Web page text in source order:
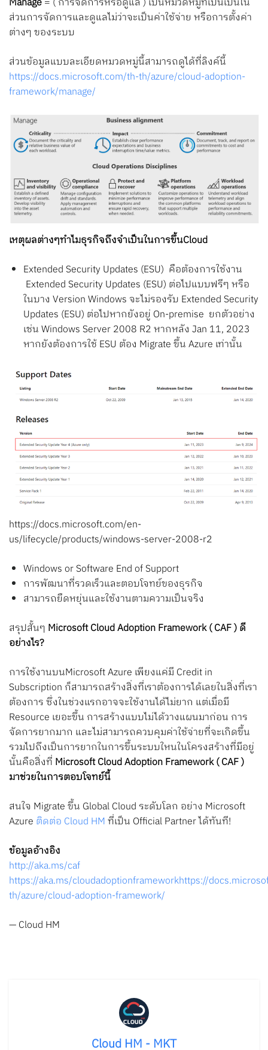
ส่วนการจัดการและดูแลไม่ว่าจะเป็นค่าใช้จ่าย หรือการตั้งค่า
ต่างๆ ของระบบ
ส่วนข้อมูลแบบละเอียดหมวดหมู่นี้สามารถดูได้ที่ลิงค์นี้
https://docs.microsoft.com/th-th/azure/cloud-adoption-
framework/manage/
เหตุผลต่างๆทำไมธุรกิจถึงจำเป็นในการขึ้นCloud
Extended Security Updates (ESU) คือต้องการใช้งาน
Extended Security Updates (ESU) ต่อไปแบบฟรีๆ หรือ
ในบาง Version Windows จะไม่รองรับ Extended Security
Updates (ESU) ต่อไปหากยังอยู่ On-premise ยกตัวอย่าง
เช่น Windows Server 2008 R2 หากหลัง Jan 11, 2023
หากยังต้องการใช้ ESU ต้อง Migrate ขึ้น Azure เท่านั้น
https://docs.microsoft.com/en-
us/lifecycle/products/windows-server-2008-r2
Windows or Software End of Support
การพัฒนาที่รวดเร็วและตอบโจทย์ของธุรกิจ
สามารถยืดหยุ่นและใช้งานตามความเป็นจริง
สรุปสั้นๆ Microsoft Cloud Adoption Framework ( CAF ) ดี
อย่างไร?
การใช้งานบนMicrosoft Azure เพียงแค่มี Credit in
Subscription ก็สามารถสร้างสิ่งที่เราต้องการได้เลยในสิ่งที่เรา
ต้องการ ซึ่งในช่วงแรกอาจจะใช้งานได้ไม่ยาก แต่เมื่อมี
Resource เยอะขึ้น การสร้างแบบไม่ได้วางแผนมาก่อน การ
จัดการยากมาก และไม่สามารถควบคุมค่าใช้จ่ายที่จะเกิดขึ้น
รวมไปถึงเป็นการยากในการขึ้นระบบใหนในโครงสร้างที่มีอยู่
นั้นคือสิ่งที่ Microsoft Cloud Adoption Framework ( CAF )
มาช่วยในการตอบโจทย์นี้
สนใจ Migrate ขึ้น Global Cloud ระดับโลก อย่าง Microsoft
Azure ติดต่อ Cloud HMที่เป็น Official Partner ได้ทันที!
ข้อมูลอ้างอิง
http://aka.ms/caf
https://aka.ms/cloudadoptionframeworkhttps://
th/azure/cloud-adoption-framework/
— Cloud HM
Cloud HM - MKT